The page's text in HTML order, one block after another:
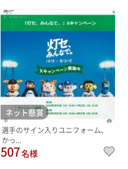
ネット懸賞
選手のサイン入りユニフォーム、
かっ...
507名様